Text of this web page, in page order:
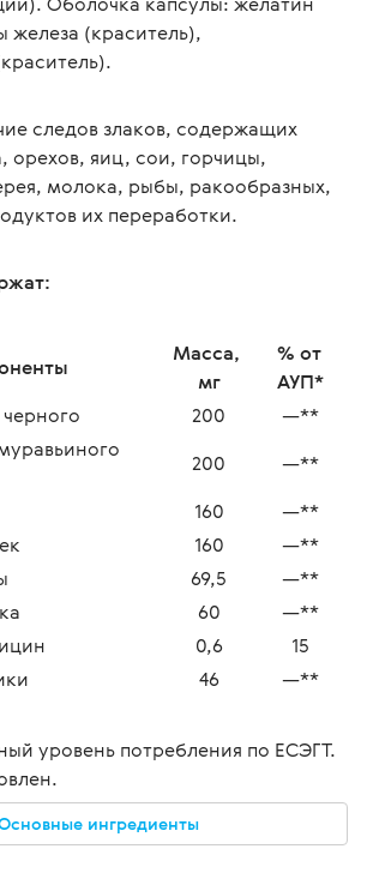
железа (краситель),
следов злаков, содержащих
орехов, яиц, сои, горчицы,
молока, рыбы, ракообразных,
их переработки.
Масса,
мг
% от
АУП*
200
—**
200
—**
160
—**
160
—**
69,5
—**
60
—**
0,6
15
46 —**
уровень потребления по ЕСЭГТ.
ингредиенты